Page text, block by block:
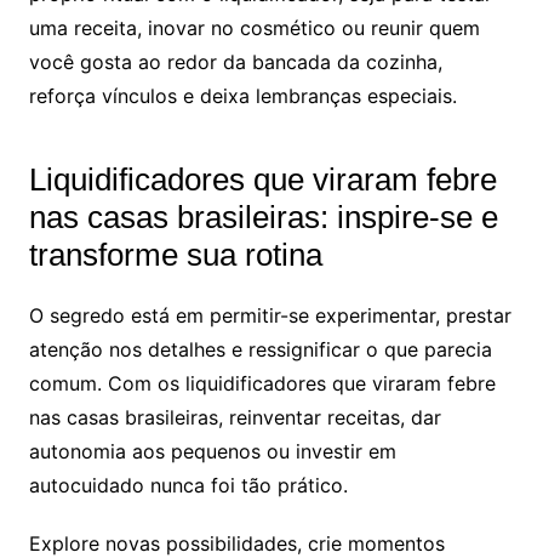
uma receita, inovar no cosmético ou reunir quem
você gosta ao redor da bancada da cozinha,
reforça vínculos e deixa lembranças especiais.
Liquidificadores que viraram febre
nas casas brasileiras: inspire-se e
transforme sua rotina
O segredo está em permitir-se experimentar, prestar
atenção nos detalhes e ressignificar o que parecia
comum. Com os liquidificadores que viraram febre
nas casas brasileiras, reinventar receitas, dar
autonomia aos pequenos ou investir em
autocuidado nunca foi tão prático.
Explore novas possibilidades, crie momentos